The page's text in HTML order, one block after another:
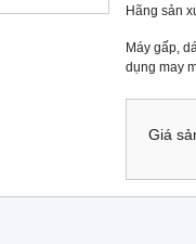
Hãng sản
Máy gấp,
dụng may
Giá